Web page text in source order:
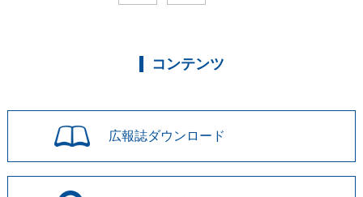
コンテンツ
広報誌ダウンロード